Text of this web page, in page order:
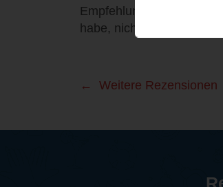
Empfehlung für Leute,
habe, nicht unbedingt
Weitere Rezensionen